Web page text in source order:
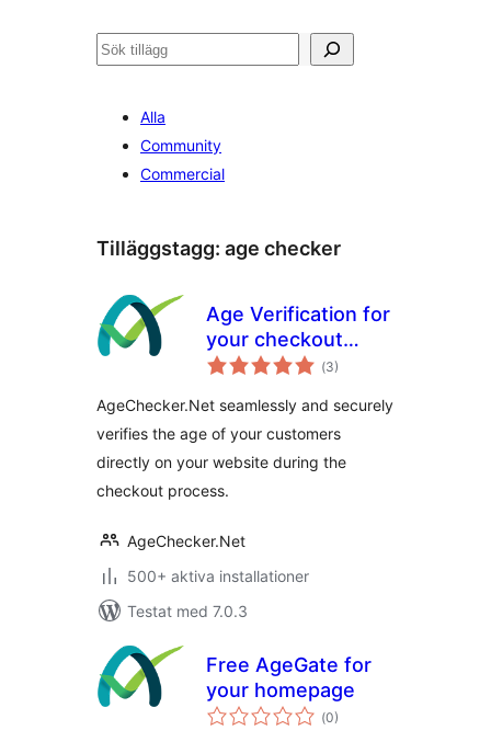
Sök
Alla
Community
Commercial
Tilläggstagg: age checker
Age Verification for
your checkout
page. Verify your
(Totalt
antal
3)
AgeChecker.Net seamlessly and securely
verifies the age of your customers
directly on your website during the
checkout process.
AgeChecker.Net
500+ aktiva installationer
Testat med 7.0.3
Free AgeGate for
your homepage
(Totalt
antal
0)